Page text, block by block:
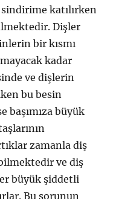
katılırken
Dişler
bir kısmı
kadar
ve dişlerin
bu besin
başımıza büyük
zamanla diş
ve diş
büyük şiddetli
Bu sorunun